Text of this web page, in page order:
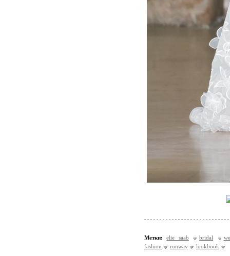
Метки: elie saab bridal
fashion
runway lookbook